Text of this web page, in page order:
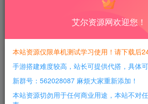
端+双GM授权后台+最新全物品代码
手游资源 正文
豆豆呀
4年前更新
每日活跃最高可获得600积分！所
艾尔资源网欢迎您！
本站资源仅限单机测试学习使用！请下载后
手游搭建难度较高，站长可提供代搭，具体
新群号：562028087 麻烦大家重新添加！
本站资源切勿用于任何商业用途，本站不对